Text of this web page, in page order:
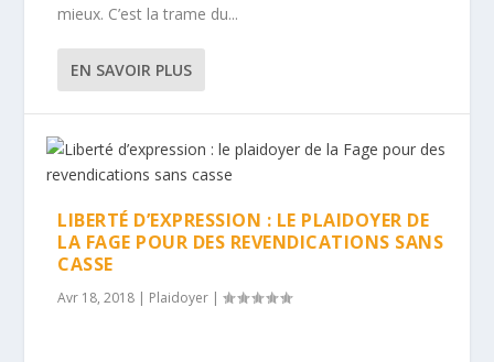
mieux. C’est la trame du...
EN SAVOIR PLUS
LIBERTÉ D’EXPRESSION : LE PLAIDOYER DE
LA FAGE POUR DES REVENDICATIONS SANS
CASSE
Avr 18, 2018 | Plaidoyer |